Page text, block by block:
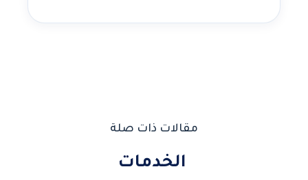
مقالات ذات صلة
الخدمات